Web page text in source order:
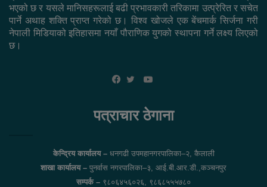
भएको छ र यसले मानिसहरूलाई बढी प्रभावकारी तरिकामा उत्प्रेरित र सचेत
पार्ने अथाह शक्ति प्राप्त गरेको छ। विश्व खोजले एक बेंचमार्क सिर्जना गरी
नेपाली मिडियाको इतिहासमा नयाँ पौराणिक युगको स्थापना गर्ने लक्ष्य लिएको
छ।
YouTube
पत्राचार ठेगाना
केन्द्रिय कार्यालय –धनगढी उपमहानगरपालिका–२, कैलाली
शाखा कार्यालय – पुनर्वास नगरपालिका–३, आई.बी.आर.डी.,कञ्चनपुर
सम्पर्क – ९८०६४५६०२६, ९८६८५५५७८०